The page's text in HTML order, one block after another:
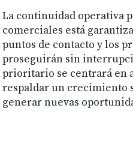
La continuidad operativa
comerciales está
puntos de contacto y los
proseguirán sin
prioritario se centrará en
respaldar un crecimiento
generar nuevas